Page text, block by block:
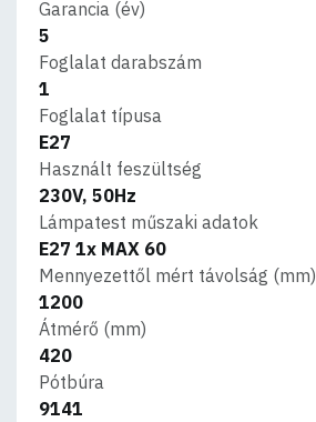
Garancia (év)
5
Foglalat darabszám
1
Foglalat típusa
E27
Használt feszültség
230V, 50Hz
Lámpatest műszaki adatok
E27 1x MAX 60
Mennyezettől mért távolság (mm)
1200
Átmérő (mm)
420
Pótbúra
9141